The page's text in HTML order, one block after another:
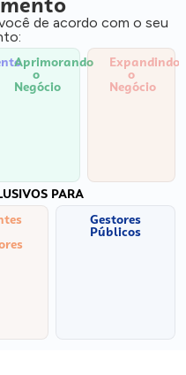
de acordo com o seu
Aprimorando
o
Negócio
Expandindo
o
Negócio
PARA
Gestores
Públicos